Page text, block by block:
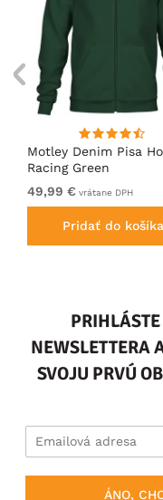
Motley Denim Pisa
Racing Green
49,99 € vrátane DPH
Pridať do košíka
NEWSLETTERA
SVOJU PRVÚ
ÁNO,